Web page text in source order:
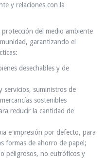
y relaciones con la
del medio ambiente
garantizando el
desechables y de
servicios, suministros de
sostenibles
reducir la cantidad de
e impresión por defecto, para
formas de ahorro de papel;
peligrosos, no eutróficos y